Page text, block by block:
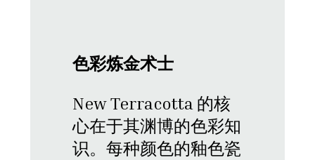
色彩炼金术士
New Terracotta 的核
心在于其渊博的色彩知
识。每种颜色的釉色瓷